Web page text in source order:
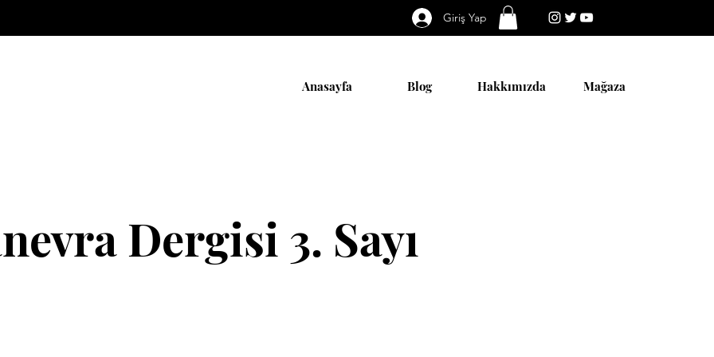
Giriş Yap
Anasayfa Blog Hakkımızda Mağaza
Dergisi 3. Sayı